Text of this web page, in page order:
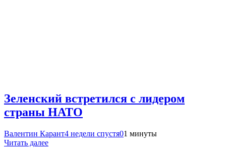
Зеленский встретился с лидером
страны НАТО
Валентин Карант4 недели спустя01 минуты
Читать далее